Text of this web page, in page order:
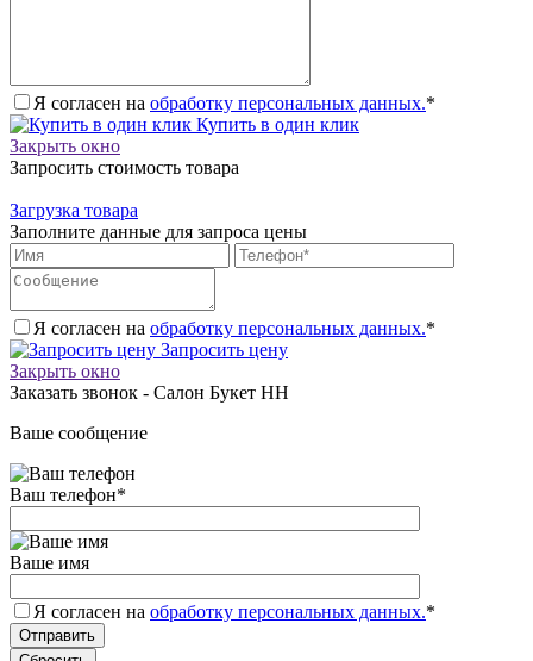
Я согласен на обработку персональных данных.*
Купить в один клик
Закрыть окно
Запросить стоимость товара
Загрузка товара
Заполните данные для запроса цены
Я согласен на обработку персональных данных.*
Запросить цену
Закрыть окно
Заказать звонок - Салон Букет НН
Ваше сообщение
Ваш телефон*
Ваше имя
Я согласен на обработку персональных данных.*